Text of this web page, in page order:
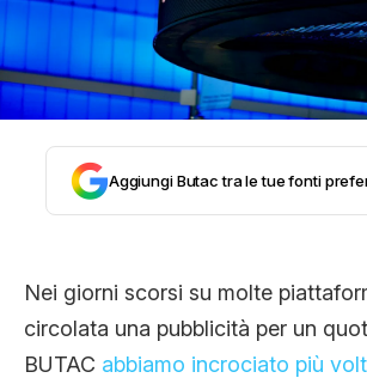
COMPLOTTI, LEGGENDE
EVERGREEN
EDITORIALI
TRUFFE E SOCIAL NETWORK
Aggiungi Butac tra le tue fonti
Nei giorni scorsi su molte
circolata una pubblicità per un
BUTAC abbiamo incrociato più